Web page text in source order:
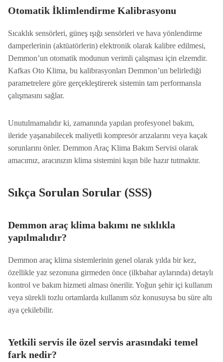
Otomatik İklimlendirme Kalibrasyonu
Sıcaklık sensörleri, güneş ışığı sensörleri ve hava yönlendirme
damperlerinin (aktüatörlerin) elektronik olarak kalibre edilmesi,
Demmon’un otomatik modunun verimli çalışması için elzemdir.
Kafkas Oto Klima, bu kalibrasyonları Demmon’un belirlediği
parametrelere göre gerçekleştirerek sistemin tam performansla
çalışmasını sağlar.
Unutulmamalıdır ki, zamanında yapılan profesyonel bakım,
ileride yaşanabilecek maliyetli kompresör arızalarını veya kaçak
sorunlarını önler. Demmon Araç Klima Bakım Servisi olarak
amacımız, aracınızın klima sistemini kışın bile hazır tutmaktır.
Sıkça Sorulan Sorular (SSS)
Demmon araç klima bakımı ne sıklıkla
yapılmalıdır?
Demmon araç klima sistemlerinin genel olarak yılda bir kez,
özellikle yaz sezonuna girmeden önce (ilkbahar aylarında) detaylı
kontrol ve bakım hizmeti alması önerilir. Yoğun şehir içi kullanım
veya sürekli tozlu ortamlarda kullanım söz konusuysa bu süre altı
aya çekilebilir.
Yetkili servis ile özel servis arasındaki temel
fark nedir?